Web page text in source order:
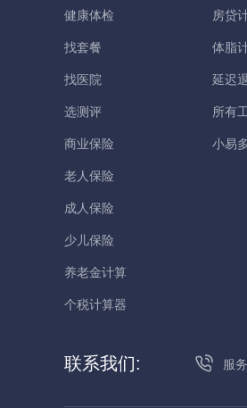
健康体检
找套餐
找医院
选测评
商业保险
老人保险
成人保险
少儿保险
养老金计算
个税计算器
房贷
体脂
延迟
所有
小易
联系我们: 服